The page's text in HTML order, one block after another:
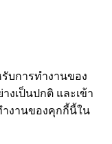
บการทำงานของ
งเป็นปกติ และเข้า
งานของคุกกี้นี้ใน